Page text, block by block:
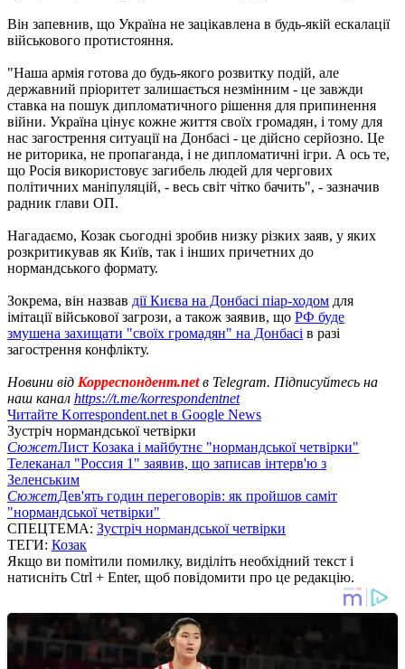
Він запевнив, що Україна не зацікавлена ​​в будь-якій ескалації
військового протистояння.
"Наша армія готова до будь-якого розвитку подій, але
державний пріоритет залишається незмінним - це завжди
ставка на пошук дипломатичного рішення для припинення
війни. Україна цінує кожне життя своїх громадян, і тому для
нас загострення ситуації на Донбасі - це дійсно серйозно. Це
не риторика, не пропаганда, і не дипломатичні ігри. А ось те,
що Росія використовує загибель людей для чергових
політичних маніпуляцій, - весь світ чітко бачить", - зазначив
радник глави ОП.
Нагадаємо, Козак сьогодні зробив низку різких заяв, у яких
розкритикував як Київ, так і інших причетних до
нормандського формату.
Зокрема, він назвав дії Києва на Донбасі піар-ходом для
імітації військової загрози, а також заявив, що РФ буде
змушена захищати "своїх громадян" на Донбасі в разі
загострення конфлікту.
Новини від Корреспондент.netв Telegram. Підписуйтесь на
наш канал https://t.me/korrespondentnet
Читайте Korrespondent.net в Google News
Зустріч нормандської четвірки
СюжетЛист Козака і майбутнє "нормандської четвірки"
Телеканал "Россия 1" заявив, що записав інтерв'ю з
Зеленським
СюжетДев'ять годин переговорів: як пройшов саміт
"нормандської четвірки"
СПЕЦТЕМА: Зустріч нормандської четвірки
ТЕГИ: Козак
Якщо ви помітили помилку, виділіть необхідний текст і
натисніть Ctrl + Enter, щоб повідомити про це редакцію.